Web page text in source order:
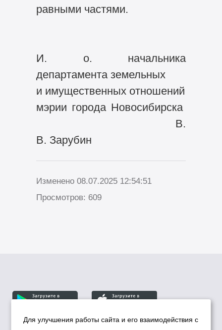
равными частями.
И. о. начальника
департамента земельных
и имущественных отношений
мэрии города Новосибирска
В.
В. Зарубин
Изменено 08.07.2025 12:54:51
Просмотров: 609
Для улучшения работы сайта и его взаимодействия с